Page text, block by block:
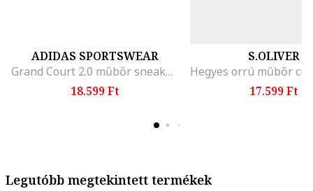
ADIDAS SPORTSWEAR
Grand Court 2.0 műbőr sneaker, Fehér/Fekete
18.599 Ft
S.OLIVER
17.599 Ft
Legutóbb megtekintett termékek